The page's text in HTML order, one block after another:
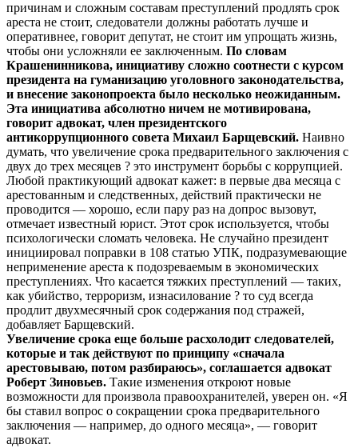
причинам и сложным составам преступлений продлять срок
ареста не стоит, следователи должны работать лучше и
оперативнее, говорит депутат, не стоит им упрощать жизнь,
чтобы они усложняли ее заключенным. По словам
Крашенинникова, инициативу сложно соотнести с курсом
президента на гуманизацию уголовного законодательства,
и внесение законопроекта было несколько неожиданным.
Эта инициатива абсолютно ничем не мотивирована,
говорит адвокат, член президентского
антикоррупционного совета Михаил Барщевский. Наивно
думать, что увеличение срока предварительного заключения с
двух до трех месяцев ? это инструмент борьбы с коррупцией.
Любой практикующий адвокат кажет: в первые два месяца с
арестованным и следственных, действий практически не
проводится — хорошо, если пару раз на допрос вызовут,
отмечает известный юрист. Этот срок используется, чтобы
психологически сломать человека. Не случайно президент
инициировал поправки в 108 статью УПК, подразумевающие
неприменение ареста к подозреваемым в экономических
преступлениях. Что касается тяжких преступлений — таких,
как убийство, терроризм, изнасилование ? то суд всегда
продлит двухмесячный срок содержания под стражей,
добавляет Барщевский.
Увеличение срока еще больше расхолодит следователей,
которые и так действуют по принципу «сначала
арестовываю, потом разбираюсь», соглашается адвокат
Роберт Зиновьев. Такие изменения откроют новые
возможности для произвола правоохранителей, уверен он. «Я
бы ставил вопрос о сокращении срока предварительного
заключения — например, до одного месяца», — говорит
адвокат.